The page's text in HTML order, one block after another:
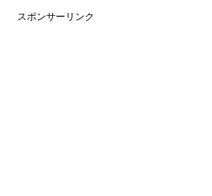
スポンサーリンク